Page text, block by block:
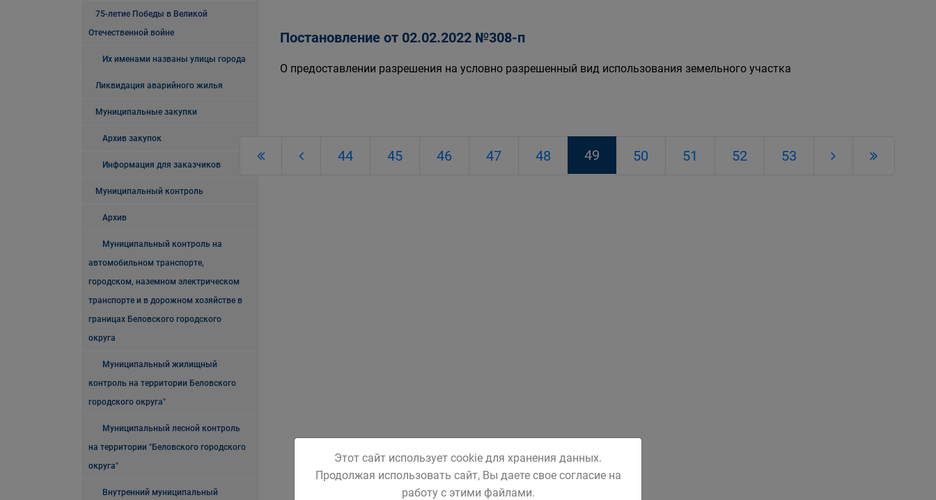
75-летие Победы в Великой
Отечественной войне
Их именами названы улицы города
Ликвидация аварийного жилья
Муниципальные закупки
Архив закупок
Информация для заказчиков
Муниципальный контроль
Архив
Муниципальный контроль на
автомобильном транспорте,
городском, наземном электрическом
транспорте и в дорожном хозяйстве в
границах Беловского городского
округа
Муниципальный жилищный
контроль на территории Беловского
городского округа"
Муниципальный лесной контроль
на территории "Беловского городского
округа"
Внутренний муниципальный
Постановление от 02.02.2022 №308-п
О предоставлении разрешения на условно разрешенный вид использования земельного участка
44 45 46 47 48 49 50 51 52 53
Этот сайт использует cookie для хранения данных.
Продолжая использовать сайт, Вы даете свое согласие на
работу с этими файлами.